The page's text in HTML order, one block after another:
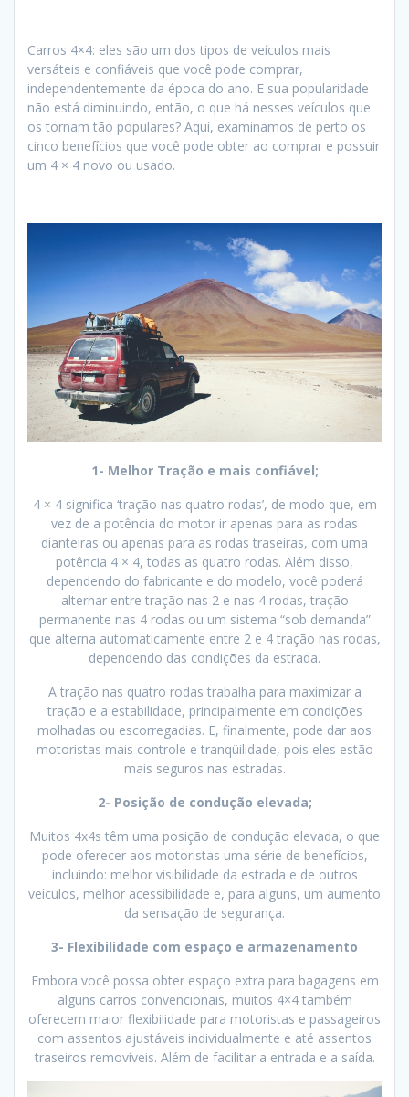
Carros 4×4: eles são um dos tipos de veículos mais
versáteis e confiáveis ​​que você pode comprar,
independentemente da época do ano. E sua popularidade
não está diminuindo, então, o que há nesses veículos que
os tornam tão populares? Aqui, examinamos de perto os
cinco benefícios que você pode obter ao comprar e possuir
um 4 × 4 novo ou usado.
1- Melhor Tração e mais confiável;
4 × 4 significa ‘tração nas quatro rodas’, de modo que, em
vez de a potência do motor ir apenas para as rodas
dianteiras ou apenas para as rodas traseiras, com uma
potência 4 × 4, todas as quatro rodas. Além disso,
dependendo do fabricante e do modelo, você poderá
alternar entre tração nas 2 e nas 4 rodas, tração
permanente nas 4 rodas ou um sistema “sob demanda”
que alterna automaticamente entre 2 e 4 tração nas rodas,
dependendo das condições da estrada.
A tração nas quatro rodas trabalha para maximizar a
tração e a estabilidade, principalmente em condições
molhadas ou escorregadias. E, finalmente, pode dar aos
motoristas mais controle e tranqüilidade, pois eles estão
mais seguros nas estradas.
2- Posição de condução elevada;
Muitos 4x4s têm uma posição de condução elevada, o que
pode oferecer aos motoristas uma série de benefícios,
incluindo: melhor visibilidade da estrada e de outros
veículos, melhor acessibilidade e, para alguns, um aumento
da sensação de segurança.
3- Flexibilidade com espaço e armazenamento
Embora você possa obter espaço extra para bagagens em
alguns carros convencionais, muitos 4×4 também
oferecem maior flexibilidade para motoristas e passageiros
com assentos ajustáveis ​​individualmente e até assentos
traseiros removíveis. Além de facilitar a entrada e a saída.